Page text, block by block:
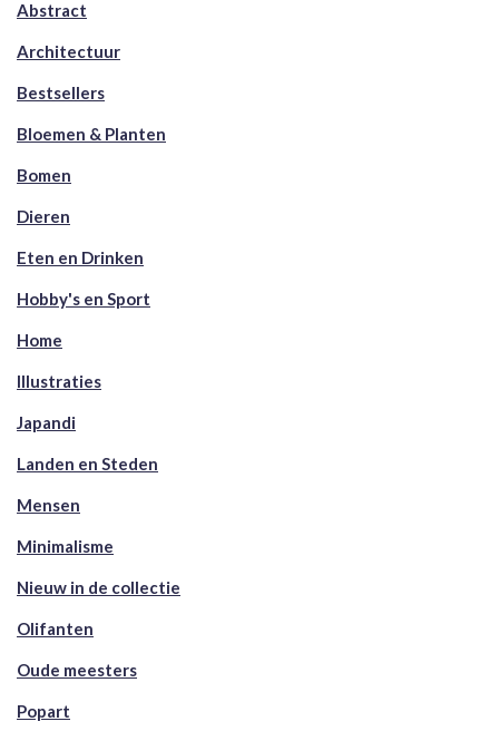
Abstract
Architectuur
Bestsellers
Bloemen & Planten
Bomen
Dieren
Eten en Drinken
Hobby's en Sport
Home
Illustraties
Japandi
Landen en Steden
Mensen
Minimalisme
Nieuw in de collectie
Olifanten
Oude meesters
Popart